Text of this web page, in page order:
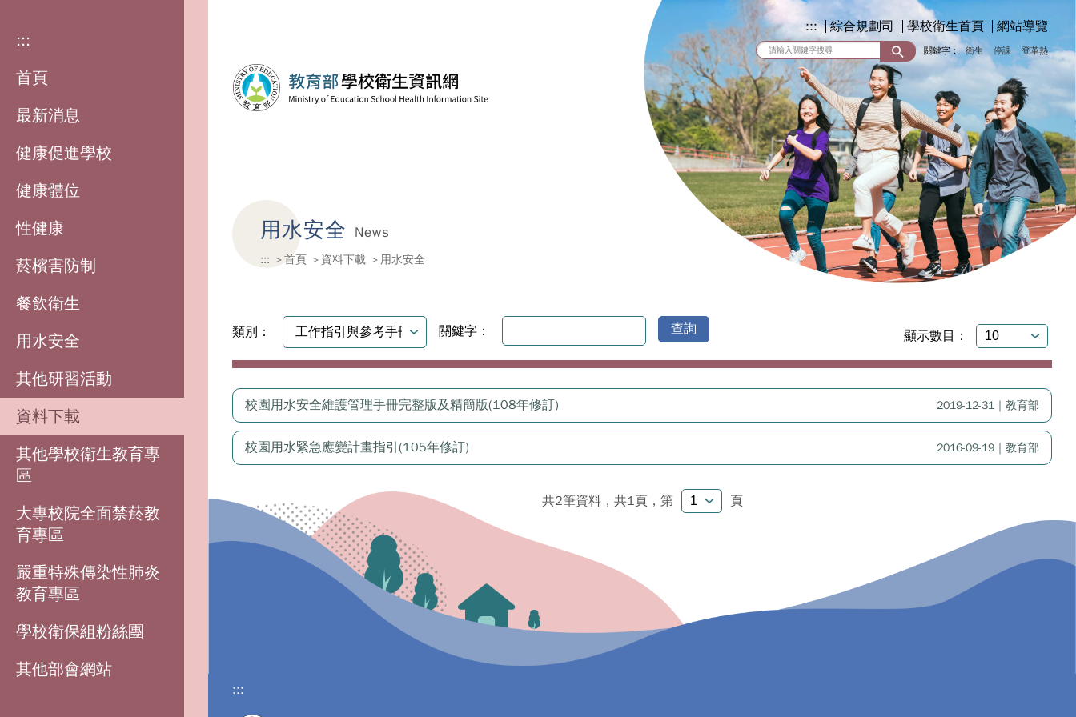
:::
首頁
最新消息
健康促進學校
健康體位
性健康
菸檳害防制
餐飲衛生
用水安全
其他研習活動
資料下載
其他學校衛生教育專
區
大專校院全面禁菸教
育專區
嚴重特殊傳染性肺炎
教育專區
學校衛保組粉絲團
其他部會網站
::: 綜合規劃司 學校衛生首頁 網站導覽
關鍵字： 衛生 停課 登革熱
用水安全 News
::: 首頁 資料下載 用水安全
類別： 關鍵字： 查詢 顯示數目：
校園用水安全維護管理手冊完整版及精簡版(108年修訂) 2019-12-31｜教育部
校園用水緊急應變計畫指引(105年修訂) 2016-09-19｜教育部
共2筆資料，共1頁， 第 頁
:::